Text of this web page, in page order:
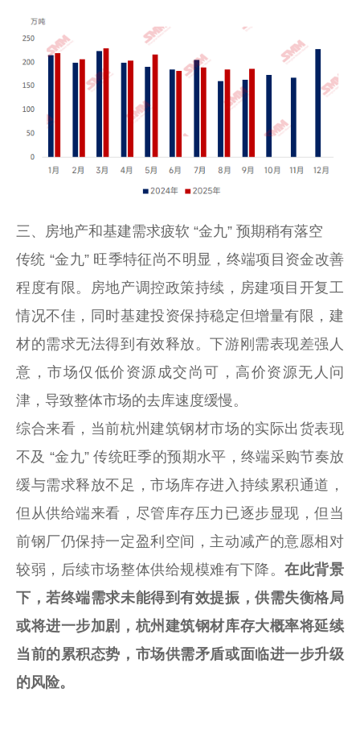
三、房地产和基建需求疲软 “金九” 预期稍有落空
传统 “金九” 旺季特征尚不明显，终端项目资金改善
程度有限。房地产调控政策持续，房建项目开复工
情况不佳，同时基建投资保持稳定但增量有限，建
材的需求无法得到有效释放。下游刚需表现差强人
意，市场仅低价资源成交尚可，高价资源无人问
津，导致整体市场的去库速度缓慢。
综合来看，当前杭州建筑钢材市场的实际出货表现
不及 “金九” 传统旺季的预期水平，终端采购节奏放
缓与需求释放不足，市场库存进入持续累积通道，
但从供给端来看，尽管库存压力已逐步显现，但当
前钢厂仍保持一定盈利空间，主动减产的意愿相对
较弱，后续市场整体供给规模难有下降。在此背景
下，若终端需求未能得到有效提振，供需失衡格局
或将进一步加剧，杭州建筑钢材库存大概率将延续
当前的累积态势，市场供需矛盾或面临进一步升级
的风险。